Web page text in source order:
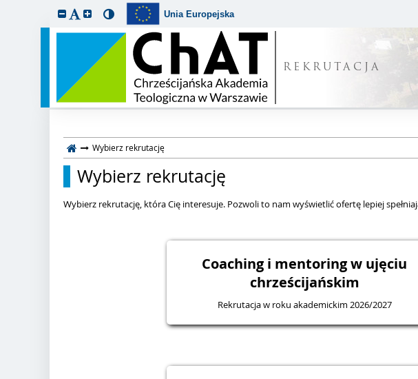
Unia Europejska
REKRUTACJA
Wybierz rekrutację
Wybierz rekrutację
Wybierz rekrutację, która Cię interesuje. Pozwoli to nam wyświetlić ofertę lepiej
Coaching i mentoring w ujęciu
chrześcijańskim
Rekrutacja w roku akademickim 2026/2027